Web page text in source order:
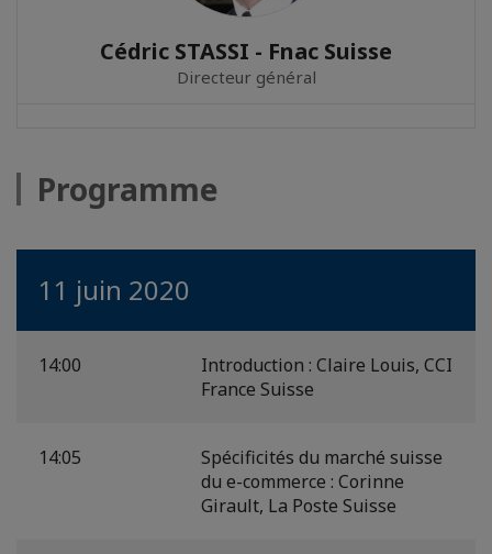
Cédric STASSI - Fnac Suisse
Directeur général
Programme
11 juin 2020
14:00
Introduction : Claire Louis, CCI
France Suisse
14:05
Spécificités du marché suisse
du e-commerce : Corinne
Girault, La Poste Suisse